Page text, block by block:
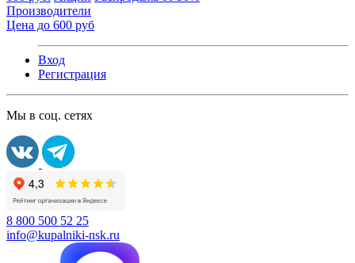
Производители
Цена до 600 руб
Вход
Регистрация
Мы в соц. сетях
8 800 500 52 25
info@kupalniki-nsk.ru